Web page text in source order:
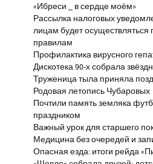
«Ибреси _ в сердце моём»
Рассылка налоговых
лицам будет осуществляться
правилам
Профилактика вирусного
Дискотека 90-х собрала
Труженица тыла приняла
Родовая летопись Чубаровых
Почтили память земляка
праздником
Важный урок для старшего
Медицина без очередей и
Опасная езда: итоги рейда